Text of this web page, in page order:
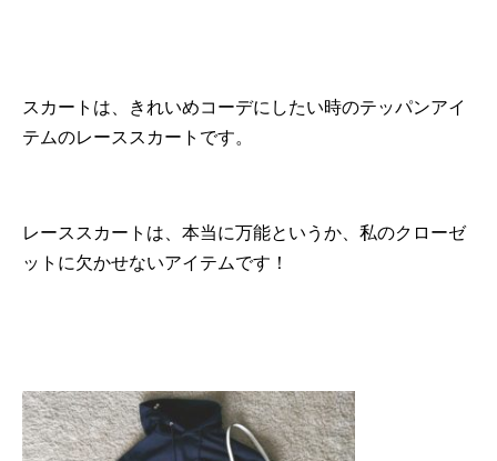
スカートは、きれいめコーデにしたい時のテッパンアイ
テムのレーススカートです。
レーススカートは、本当に万能というか、私のクローゼ
ットに欠かせないアイテムです！